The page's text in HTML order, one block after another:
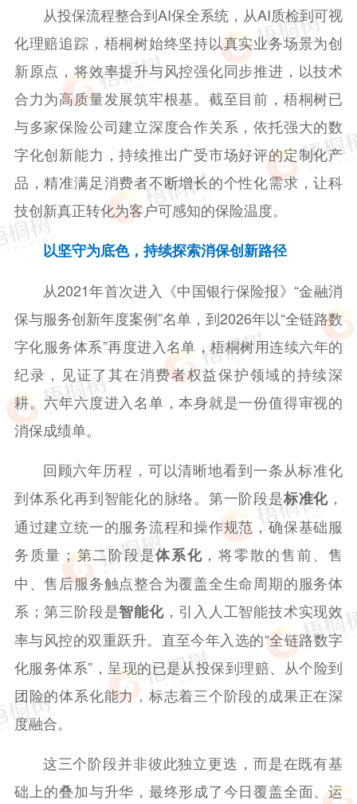
从投保流程整合到AI保全系统，从AI质检到可视
化理赔追踪，梧桐树始终坚持以真实业务场景为创
新原点，将效率提升与风控强化同步推进，以技术
合力为高质量发展筑牢根基。截至目前，梧桐树已
与多家保险公司建立深度合作关系，依托强大的数
字化创新能力，持续推出广受市场好评的定制化产
品，精准满足消费者不断增长的个性化需求，让科
技创新真正转化为客户可感知的保险温度。
以坚守为底色，持续探索消保创新路径
从2021年首次进入《中国银行保险报》“金融消
保与服务创新年度案例”名单，到2026年以“全链路数
字化服务体系”再度进入名单，梧桐树用连续六年的
纪录，见证了其在消费者权益保护领域的持续深
耕。六年六度进入名单，本身就是一份值得审视的
消保成绩单。
回顾六年历程，可以清晰地看到一条从标准化
到体系化再到智能化的脉络。第一阶段是标准化 ，
通过建立统一的服务流程和操作规范，确保基础服
务质量；第二阶段是体系化 ，将零散的售前、售
中、售后服务触点整合为覆盖全生命周期的服务体
系；第三阶段是智能化，引入人工智能技术实现效
率与风控的双重跃升。直至今年入选的“全链路数字
化服务体系”，呈现的已是从投保到理赔、从个险到
团险的体系化能力，标志着三个阶段的成果正在深
度融合。
这三个阶段并非彼此独立更迭，而是在既有基
础上的叠加与升华，最终形成了今日覆盖全面、运